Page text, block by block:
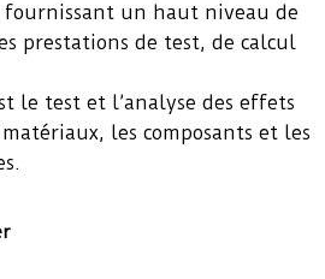
fournissant un haut niveau de
prestations de test, de calcul
le test et l’analyse des effets
les composants et les